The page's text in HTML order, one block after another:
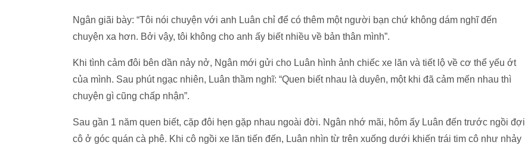
Ngân giãi bày: “Tôi nói chuyện với anh Luân chỉ để có thêm một người bạn chứ không dám nghĩ đến
chuyện xa hơn. Bởi vậy, tôi không cho anh ấy biết nhiều về bản thân mình”.
Khi tình cảm đôi bên dần nảy nở, Ngân mới gửi cho Luân hình ảnh chiếc xe lăn và tiết lộ về cơ thể yếu ớt
của mình. Sau phút ngạc nhiên, Luân thầm nghĩ: “Quen biết nhau là duyên, một khi đã cảm mến nhau thì
chuyện gì cũng chấp nhận”.
Sau gần 1 năm quen biết, cặp đôi hẹn gặp nhau ngoài đời. Ngân nhớ mãi, hôm ấy Luân đến trước ngồi đợi
cô ở góc quán cà phê. Khi cô ngồi xe lăn tiến đến, Luân nhìn từ trên xuống dưới khiến trái tim cô như nhảy